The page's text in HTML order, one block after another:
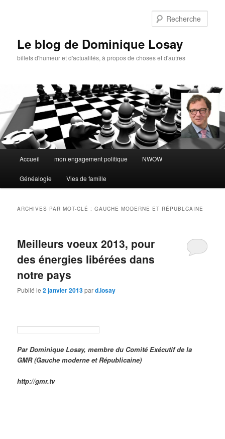
Le blog de Dominique Losay
billets d'humeur et d'actualités, à propos de choses et d'autres
Accueil mon engagement politique NWOW
Généalogie Vies de famille
ARCHIVES PAR MOT-CLÉ :GAUCHE MODERNE ET RÉPUBLCAINE
Meilleurs voeux 2013, pour
des énergies libérées dans
notre pays
Publié le2 janvier 2013pard.losay
Par Dominique Losay, membre du Comité Exécutif de la
GMR (Gauche moderne et Républicaine)
http://gmr.tv